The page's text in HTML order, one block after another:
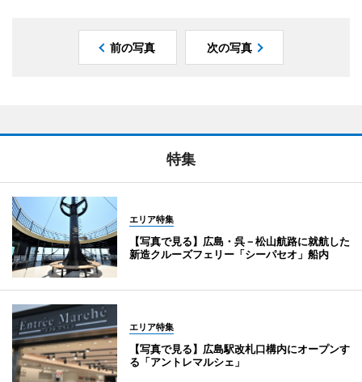
前の写真 次の写真
特集
エリア特集
【写真で見る】広島・呉－松山航路に就航した
新造クルーズフェリー「シーパセオ」船内
エリア特集
【写真で見る】広島駅改札口構内にオープンす
る「アントレマルシェ」